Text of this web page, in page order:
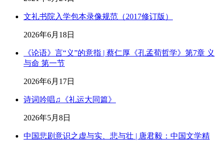
文礼书院入学包本录像规范（2017修订版）
2026年6月18日
《论语》言“义”的意指 | 蔡仁厚《孔孟荀哲学》第7章 义
与命 第一节
2026年6月17日
诗词吟唱♫《礼运大同篇》
2026年5月8日
中国悲剧意识之虚与实、悲与壮 | 唐君毅：中国文学精